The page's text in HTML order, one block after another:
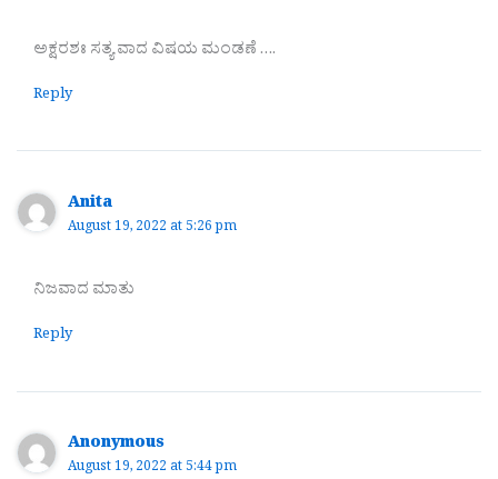
ಅಕ್ಷರಶಃ ಸತ್ಯ ವಾದ ವಿಷಯ ಮಂಡಣೆ ….
Reply
Anita
August 19, 2022 at 5:26 pm
ನಿಜವಾದ ಮಾತು
Reply
Anonymous
August 19, 2022 at 5:44 pm